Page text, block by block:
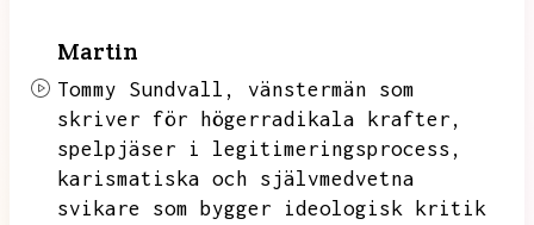
Martin
Tommy Sundvall,
vänstermän som
skriver för högerradikala krafter,
spelpjäser i legitimeringsprocess,
karismatiska och självmedvetna
svikare som bygger ideologisk kritik